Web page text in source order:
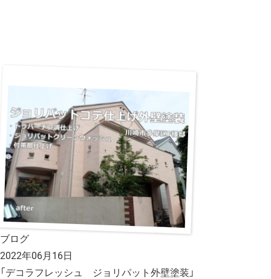
ブログ
2022年06月16日
「デコラフレッシュ ジョリパット外壁塗装」